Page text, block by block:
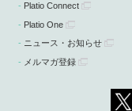
Platio Connect
Platio One
ニュース・お知らせ
メルマガ登録